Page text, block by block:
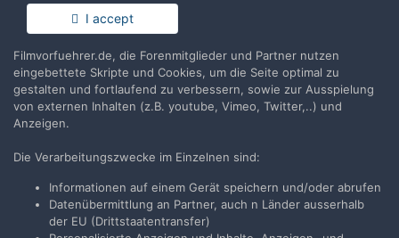
gestellt wurde, die das mal eben neben Ihrer
Unternehmertätigkeit gestemmt haben.
Weiter bin ich am zweifeln ob die Diskussion hier
überhaupt noch Sinn macht. Offenbar betreibst du
gar kein Kino, hast also wahrscheinlich auch noch
an keinem HDF Meeting bezüglich Kinofest
vor im Bezug auf den Preis auf und ab diskutiert
worden.
Auch finde ich es seltsam, dass du dir wenn du
schon in Berlin bist, kein vernünftiges Kino
I accept
Filmvorfuehrer.de, die Forenmitglieder und Partner nutzen
eingebettete Skripte und Cookies, um die Seite optimal zu
gestalten und fortlaufend zu verbessern, sowie zur Ausspielung
von externen Inhalten (z.B. youtube, Vimeo, Twitter,..) und
Anzeigen.
Die Verarbeitungszwecke im Einzelnen sind:
Informationen auf einem Gerät speichern und/oder abrufen
Datenübermittlung an Partner, auch n Länder ausserhalb
der EU (Drittstaatentransfer)